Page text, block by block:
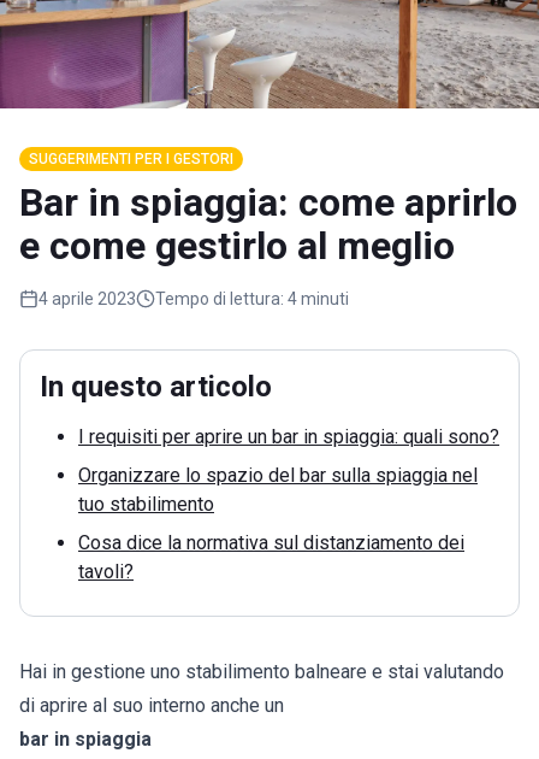
SUGGERIMENTI PER I GESTORI
Bar in spiaggia: come aprirlo
e come gestirlo al meglio
4 aprile 2023 Tempo di lettura: 4 minuti
In questo articolo
I requisiti per aprire un bar in spiaggia: quali sono?
Organizzare lo spazio del bar sulla spiaggia nel
tuo stabilimento
Cosa dice la normativa sul distanziamento dei
tavoli?
Hai in gestione uno stabilimento balneare e stai valutando
di aprire al suo interno anche un
bar in spiaggia